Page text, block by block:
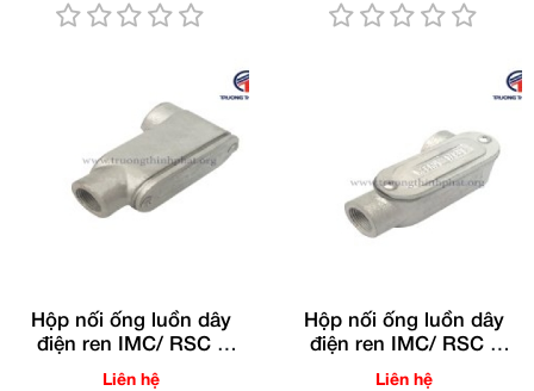
Hộp nối ống luồn dây
điện ren IMC/ RSC -
LB(Gang nhúng nóng)
Liên hệ
Hộp nối ống luồn dây
điện ren IMC/ RSC -
LR(Gang nhúng nóng)
Liên hệ